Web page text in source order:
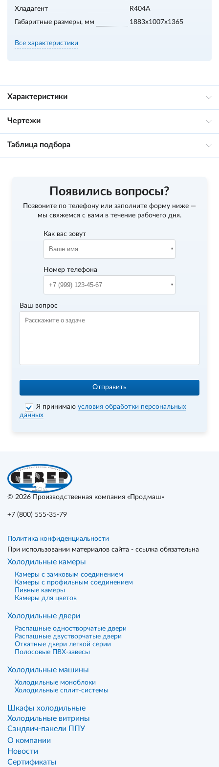
Хладагент
R404A
Габаритные размеры, мм
1883х1007х1365
Все характеристики
Характеристики
Чертежи
Таблица подбора
Появились вопросы?
Позвоните по телефону или заполните форму ниже —
мы свяжемся с вами в течение рабочего дня.
Как вас зовут
Номер телефона
Ваш вопрос
Отправить
Я принимаюусловия обработки персональных
данных
© 2026 Производственная компания «Продмаш»
+7 (800) 555-35-79
Политика конфиденциальности
При использовании материалов сайта - ссылка обязательна
Холодильные камеры
Камеры с замковым соединением
Камеры с профильным соединением
Пивные камеры
Камеры для цветов
Холодильные двери
Распашные одностворчатые двери
Распашные двустворчатые двери
Откатные двери легкой серии
Полосовые ПВХ-завесы
Холодильные машины
Холодильные моноблоки
Холодильные сплит-системы
Шкафы холодильные
Холодильные витрины
Сэндвич-панели ППУ
О компании
Новости
Сертификаты